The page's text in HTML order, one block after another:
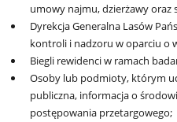
umowy najmu, dzierżawy oraz
Dyrekcja Generalna Lasów
kontroli i nadzoru w oparciu o
Biegli rewidenci w ramach
Osoby lub podmioty, którym
publiczna, informacja o
postępowania przetargowego;